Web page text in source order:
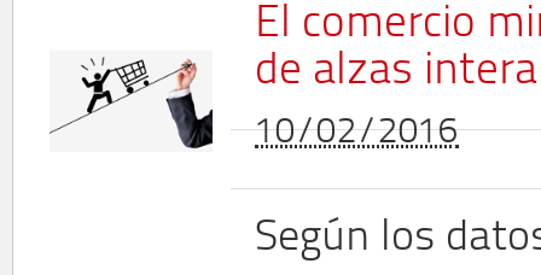
El comercio
de alzas
10/02/2016
Según los